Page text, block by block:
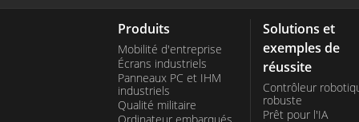
installation et une maintenance aisées,
remplacer les composants individuels
coûts de maintenance. En outre, des
par l'avant et les capots faciles à retirer
simples et directes.
Produits
Mobilité d'entreprise
Écrans industriels
Panneaux PC et IHM
industriels
Qualité militaire
Solutions et
exemples de
réussite
Contrôleur
robuste
Prêt pour l'IA